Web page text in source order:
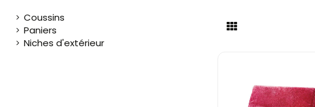
Coussins
Paniers
Niches d'extérieur